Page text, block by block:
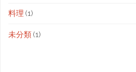
料理 (1)
未分類(1)